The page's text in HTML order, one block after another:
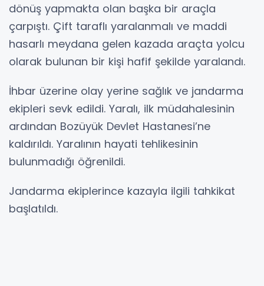
dönüş yapmakta olan başka bir araçla
çarpıştı. Çift taraflı yaralanmalı ve maddi
hasarlı meydana gelen kazada araçta yolcu
olarak bulunan bir kişi hafif şekilde yaralandı.
İhbar üzerine olay yerine sağlık ve jandarma
ekipleri sevk edildi. Yaralı, ilk müdahalesinin
ardından Bozüyük Devlet Hastanesi’ne
kaldırıldı. Yaralının hayati tehlikesinin
bulunmadığı öğrenildi.
Jandarma ekiplerince kazayla ilgili tahkikat
başlatıldı.